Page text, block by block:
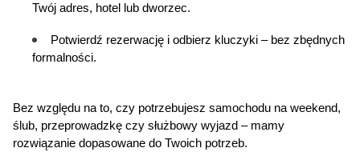
Twój adres, hotel lub dworzec.
Potwierdź rezerwację i odbierz kluczyki – bez zbędnych
formalności.
Bez względu na to, czy potrzebujesz samochodu na weekend,
ślub, przeprowadzkę czy służbowy wyjazd – mamy
rozwiązanie dopasowane do Twoich potrzeb.